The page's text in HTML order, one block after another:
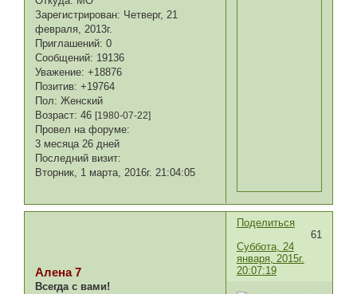
Зарегистрирован: Четверг, 21
февраля, 2013г.
Приглашений: 0
Сообщений: 19136
Уважение: +18876
Позитив: +19764
Пол: Женский
Возраст: 46[1980-07-22]
Провел на форуме:
3 месяца 26 дней
Последний визит:
Вторник, 1 марта, 2016г. 21:04:05
Поделиться
61
Суббота, 24
января, 2015г.
20:07:19
Алена 7
Всегда с вами!